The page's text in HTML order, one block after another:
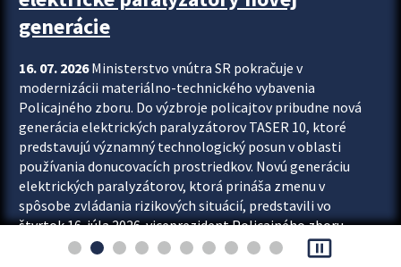
generácie
16. 07. 2026Ministerstvo vnútra SR pokračuje v
modernizácii materiálno-technického vybavenia
Policajného zboru. Do výzbroje policajtov pribudne nová
generácia elektrických paralyzátorov TASER 10, ktoré
predstavujú významný technologický posun v oblasti
používania donucovacích prostriedkov. Novú generáciu
elektrických paralyzátorov, ktorá prináša zmenu v
spôsobe zvládania rizikových situácií, predstavili vo
štvrtok 16. júla 2026 viceprezident Policajného zboru
Rastislav Polakovič a riaditeľ odboru výcviku...
pause_presentation